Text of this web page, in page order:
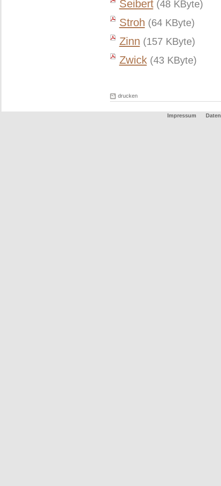
Seibert (48 KByte)
Stroh (64 KByte)
Zinn (157 KByte)
Zwick (43 KByte)
drucken
Impressum